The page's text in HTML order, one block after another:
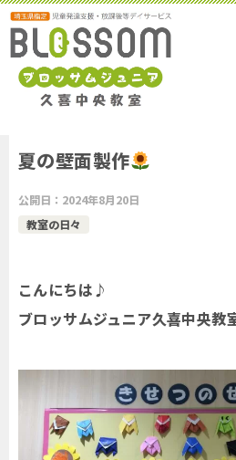
夏の壁面製作
公開日： 2024年8月20日
教室の日々
こんにちは♪
ブロッサムジュニア久喜中央